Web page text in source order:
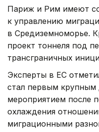
Париж и Рим имеют
к управлению
в Средиземноморье.
проект тоннеля под
трансграничных
Эксперты в ЕС
стал первым крупным
мероприятием после
охлаждения
миграционными